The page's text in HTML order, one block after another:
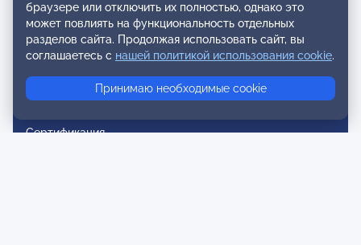
Реестр консультативных членов
Реестр действительных членов
Реестр СРО
Сертификация
браузере или отключить их полностью, однако это
может повлиять на функциональность отдельных
разделов сайта. Продолжая использовать сайт, вы
соглашаетесь с нашей политикой использования cookie.
Принимаю необходимые cookie